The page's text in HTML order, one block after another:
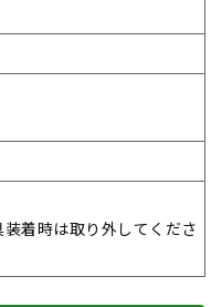
着時は取り外してくださ